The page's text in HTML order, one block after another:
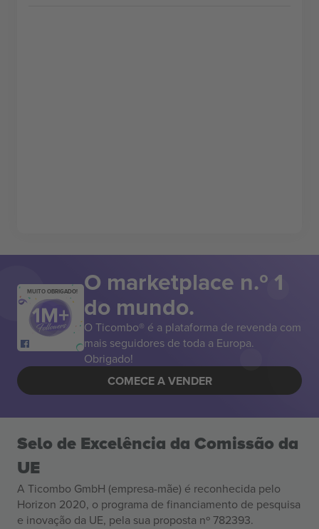
MUITO OBRIGADO! O marketplace n.º 1
do mundo.
O Ticombo® é a plataforma de revenda com
mais seguidores de toda a Europa.
Obrigado!
COMECE A VENDER
Selo de Excelência da Comissão da
UE
A Ticombo GmbH (empresa-mãe) é reconhecida pelo
Horizon 2020, o programa de financiamento de pesquisa
e inovação da UE, pela sua proposta nº 782393.